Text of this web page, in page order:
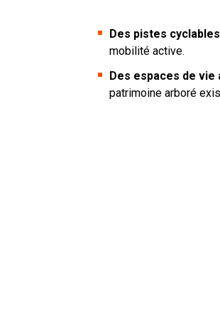
Des pistes cyclables
mobilité active.
Des espaces de
patrimoine arboré